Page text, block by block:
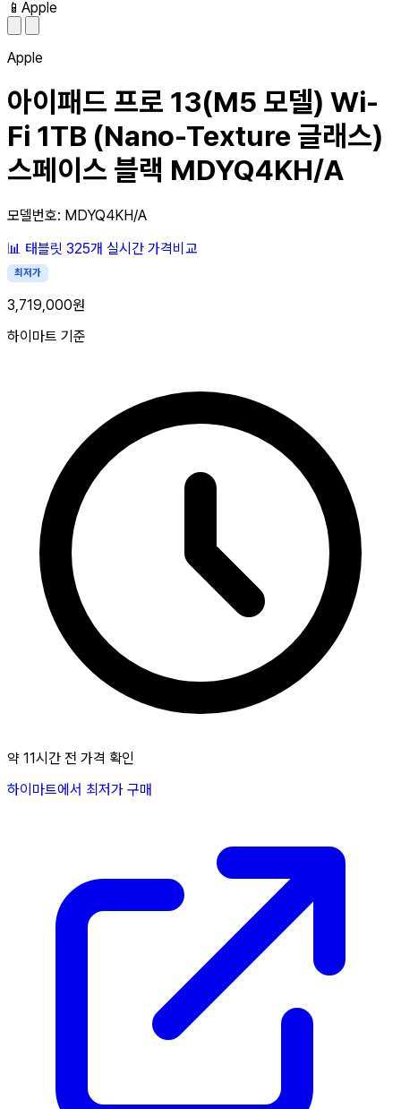
📱 Apple
Apple
아이패드 프로 13(M5 모델) Wi-
Fi 1TB (Nano-Texture 글래스)
스페이스 블랙 MDYQ4KH/A
모델번호: MDYQ4KH/A
📊 태블릿 325개 실시간 가격비교
최저가
3,719,000원
하이마트 기준
약 11시간 전 가격 확인
하이마트에서 최저가 구매